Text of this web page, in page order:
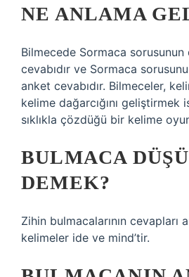
NE ANLAMA
Bilmecede Sormaca sorusunun
cevabıdır ve Sormaca
anket cevabıdır. Bilmeceler,
kelime dağarcığını geliştirmek
sıklıkla çözdüğü bir kelime
BULMACA
DEMEK?
Zihin bulmacalarının cevapları
kelimeler ide ve mind’tir.